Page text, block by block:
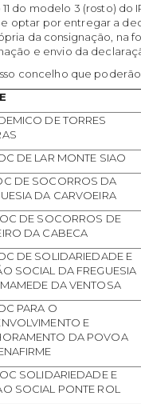
do modelo 3 (rosto) do
optar por entregar a
da consignação, na
e envio da
concelho que
DE TORRES
DE LAR MONTE SIAO
DE SOCORROS DA
DA CARVOEIRA
DE SOCORROS DE
DA CABECA
DE SOLIDARIEDADE E
SOCIAL DA FREGUESIA
DA VENTOSA
PARA O
E
DA POVOA
SOLIDARIEDADE E
SOCIAL PONTE ROL